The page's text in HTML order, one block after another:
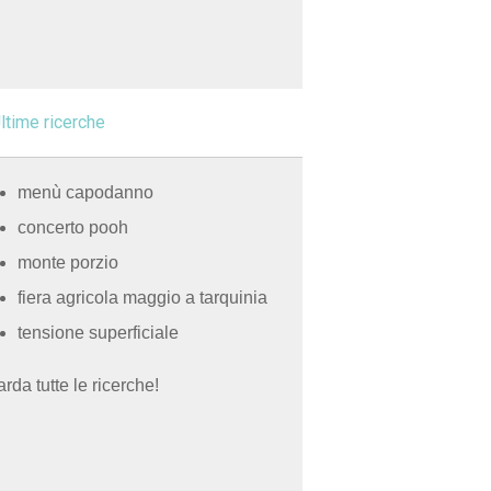
ricerche
menù capodanno
concerto pooh
monte porzio
fiera agricola maggio a tarquinia
tensione superficiale
tutte le ricerche!